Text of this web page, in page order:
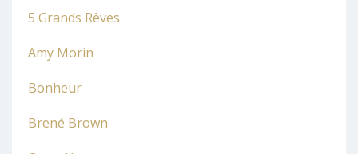
5 Grands Rêves
Amy Morin
Bonheur
Brené Brown